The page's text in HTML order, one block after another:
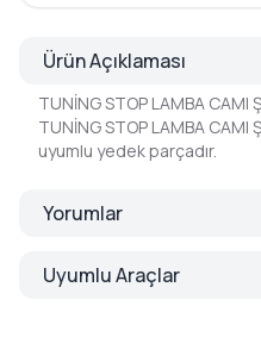
Ürün Açıklaması
TUNİNG STOP LAMBA CAMI
TUNİNG STOP LAMBA CAMI
uyumlu yedek parçadır.
Yorumlar
Uyumlu Araçlar